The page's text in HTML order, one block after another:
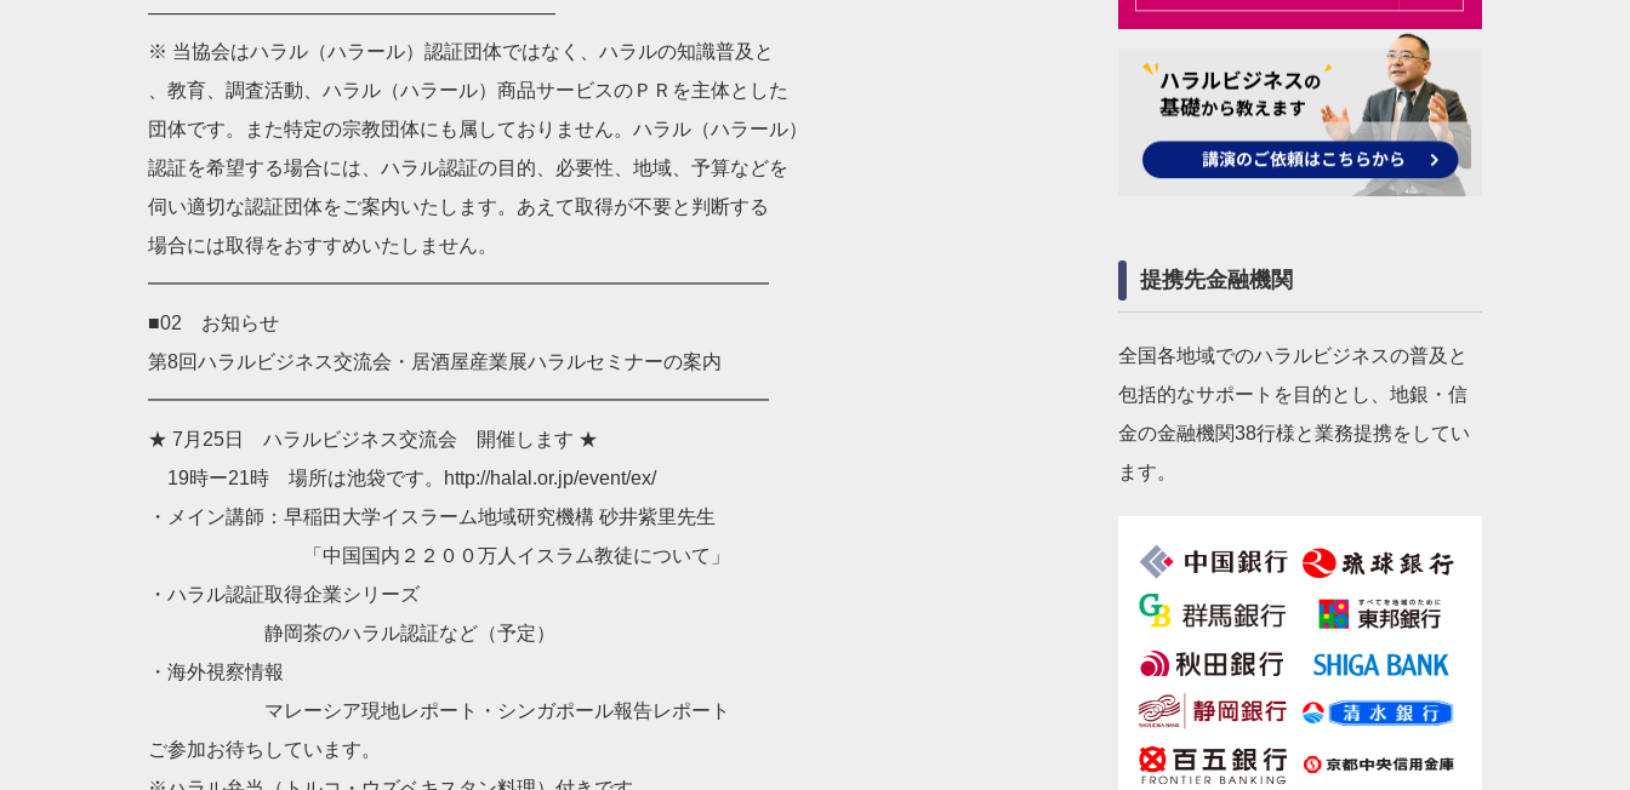
—————————————————————
※ 当協会はハラル（ハラール）認証団体ではなく、ハラルの知識普及と
、教育、調査活動、ハラル（ハラール）商品サービスのＰＲを主体とした
団体です。また特定の宗教団体にも属しておりません。ハラル（ハラール）
認証を希望する場合には、ハラル認証の目的、必要性、地域、予算などを
伺い適切な認証団体をご案内いたします。あえて取得が不要と判断する
場合には取得をおすすめいたしません。
━━━━━━━━━━━━━━━━━━━━━━━━━━━━━━━━
■02 お知らせ
第8回ハラルビジネス交流会・居酒屋産業展ハラルセミナーの案内
━━━━━━━━━━━━━━━━━━━━━━━━━━━━━━━━
★ 7月25日 ハラルビジネス交流会 開催します ★
19時ー21時 場所は池袋です。http://halal.or.jp/event/ex/
・メイン講師：早稲田大学イスラーム地域研究機構 砂井紫里先生
「中国国内２２００万人イスラム教徒について」
・ハラル認証取得企業シリーズ
静岡茶のハラル認証など（予定）
・海外視察情報
マレーシア現地レポート・シンガポール報告レポート
ご参加お待ちしています。
提携先金融機関
全国各地域でのハラルビジネスの普及と
包括的なサポートを目的とし、地銀・信
金の金融機関38行様と業務提携をしてい
ます。